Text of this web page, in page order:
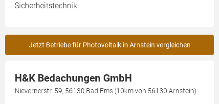
Sicherheitstechnik
Jetzt Betriebe für Photovoltaik in Arnstein vergleichen
H&K Bedachungen GmbH
Nievernerstr. 59, 56130 Bad Ems (10km von 56130 Arnstein)